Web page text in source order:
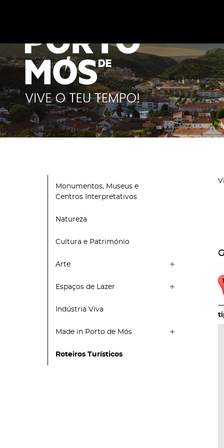
Monumentos, Museus e
Centros Interpretativos
Natureza
Cultura e Património
Arte
Espaços de Lazer
Indústria Viva
Made in Porto de Mós
Roteiros Turísticos